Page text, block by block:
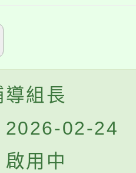
組長
2026-02-24
用中